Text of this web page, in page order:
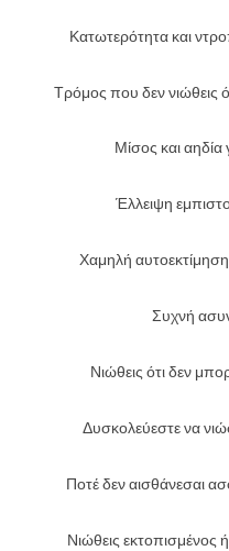
Κατωτερότητα και
Τρόμος που δεν νιώθεις
Μίσος και αηδία
Έλλειψη
Χαμηλή
Συχνή
Νιώθεις ότι δεν
Δυσκολεύεστε να
Ποτέ δεν αισθάνεσαι
Νιώθεις εκτοπισμένος